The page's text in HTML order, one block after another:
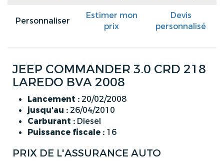
Personnaliser
Estimer mon
prix
Devis
personnalisé
JEEP COMMANDER 3.0 CRD 218
LAREDO BVA 2008
Lancement : 20/02/2008
jusqu'au : 26/04/2010
Carburant : Diesel
Puissance fiscale : 16
PRIX DE L'ASSURANCE AUTO